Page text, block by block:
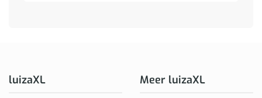
luizaXL Meer luizaXL